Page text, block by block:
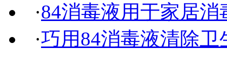
·84消毒液用于家居消
·巧用84消毒液清除卫